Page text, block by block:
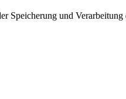
Speicherung und